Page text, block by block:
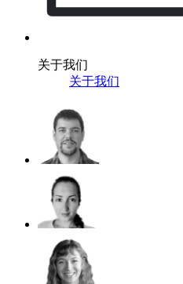
关于我们
关于我们